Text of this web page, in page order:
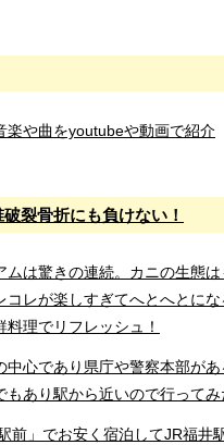
楽や曲をyoutubeや動画で紹介
裂骨折にも負けない！
ムは驚きの連続。カニの生態
コレが楽しすぎてへとへとに
理でリフレッシュ！
中心であり県庁や警察本部が
あり駅から近いので行ってみ
前」でお安く宿泊してJR福井